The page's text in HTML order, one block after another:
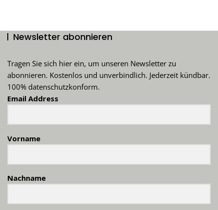
Newsletter abonnieren
Tragen Sie sich hier ein, um unseren Newsletter zu
abonnieren. Kostenlos und unverbindlich. Jederzeit kündbar.
100% datenschutzkonform.
Email Address
Vorname
Nachname